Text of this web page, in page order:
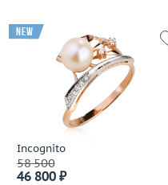
Incognito
58 500
46 800 ₽
new